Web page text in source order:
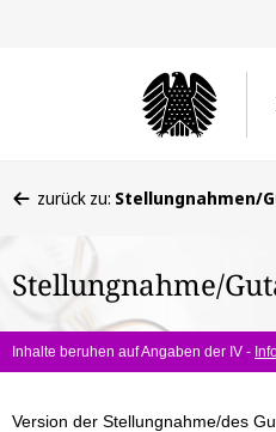
befinden
hier:
zurück zu: Stellungnahmen/
Stellungnahme/
Inhalte beruhen auf Angaben der IV -
Version der Stellungnahme/des